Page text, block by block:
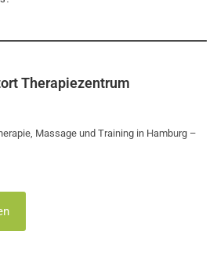
Therapiezentrum
Massage und Training in Hamburg –